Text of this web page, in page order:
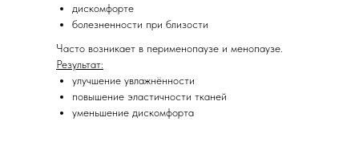
дискомфорте
болезненности при близости
Часто возникает в перименопаузе и менопаузе.
Результат:
улучшение увлажнённости
повышение эластичности тканей
уменьшение дискомфорта